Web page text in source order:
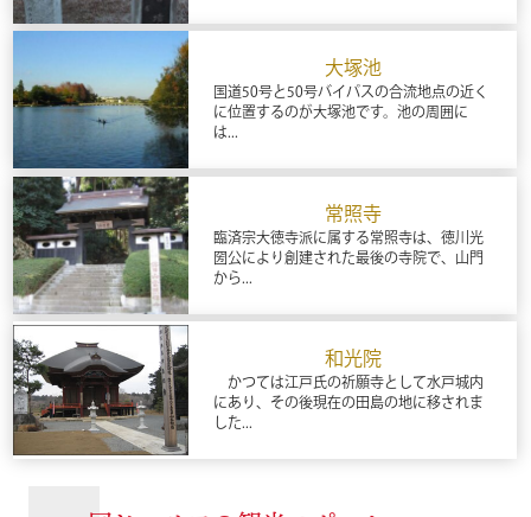
大塚池
国道50号と50号バイパスの合流地点の近く
に位置するのが大塚池です。池の周囲に
は...
常照寺
臨済宗大徳寺派に属する常照寺は、徳川光
圀公により創建された最後の寺院で、山門
から...
和光院
かつては江戸氏の祈願寺として水戸城内
にあり、その後現在の田島の地に移されま
した...